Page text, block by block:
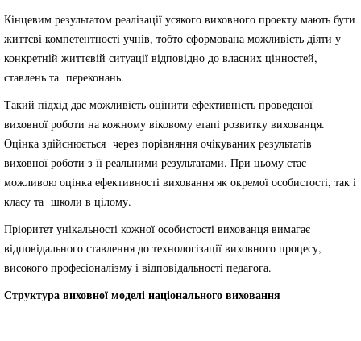
Кінцевим результатом реалізації усякого виховного проекту мають бути
життєві компетентності учнів, тобто сформована можливість діяти у
конкретній життєвій ситуації відповідно до власних цінностей,
ставлень та переконань.
Такий підхід дає можливість оцінити ефективність проведеної
виховної роботи на кожному віковому етапі розвитку вихованця.
Оцінка здійснюється через порівняння очікуваних результатів
виховної роботи з її реальними результатами. При цьому стає
можливою оцінка ефективності виховання як окремої особистості, так і
класу та школи в цілому.
Пріоритет унікальності кожної особистості вихованця вимагає
відповідального ставлення до технологізації виховного процесу,
високого професіоналізму і відповідальності педагога.
Структура виховної моделі національного виховання